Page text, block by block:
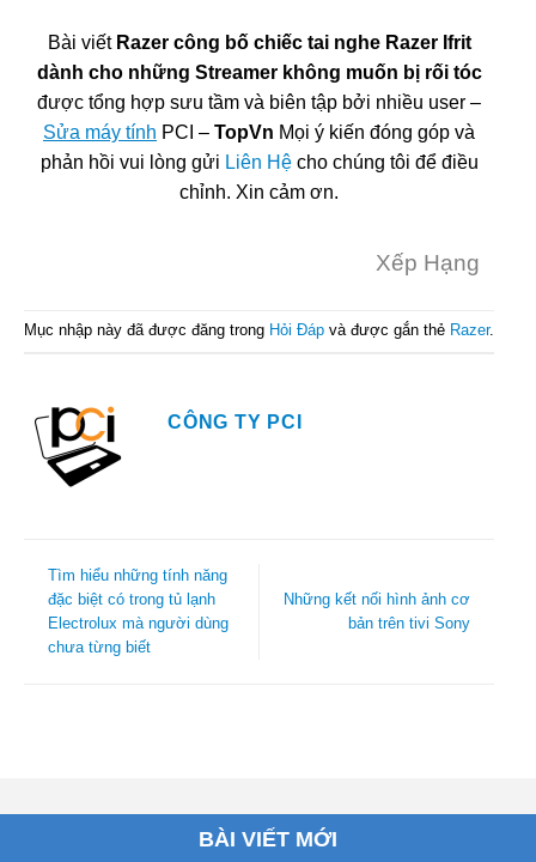
Bài viết Razer công bố chiếc tai nghe Razer Ifrit
dành cho những Streamer không muốn bị rối tóc
được tổng hợp sưu tầm và biên tập bởi nhiều user –
Sửa máy tính PCI – TopVn Mọi ý kiến đóng góp và
phản hồi vui lòng gửi Liên Hệcho chúng tôi để điều
chỉnh. Xin cảm ơn.
Xếp Hạng
Mục nhập này đã được đăng trong Hỏi Đáp và được gắn thẻ Razer.
CÔNG TY PCI
Tìm hiểu những tính năng
đặc biệt có trong tủ lạnh
Electrolux mà người dùng
chưa từng biết
Những kết nối hình ảnh cơ
bản trên tivi Sony
BÀI VIẾT MỚI